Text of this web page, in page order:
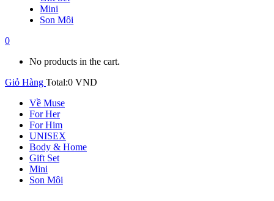
Mini
Son Môi
0
No products in the cart.
Giỏ Hàng Total:0 VND
Về Muse
For Her
For Him
UNISEX
Body & Home
Gift Set
Mini
Son Môi